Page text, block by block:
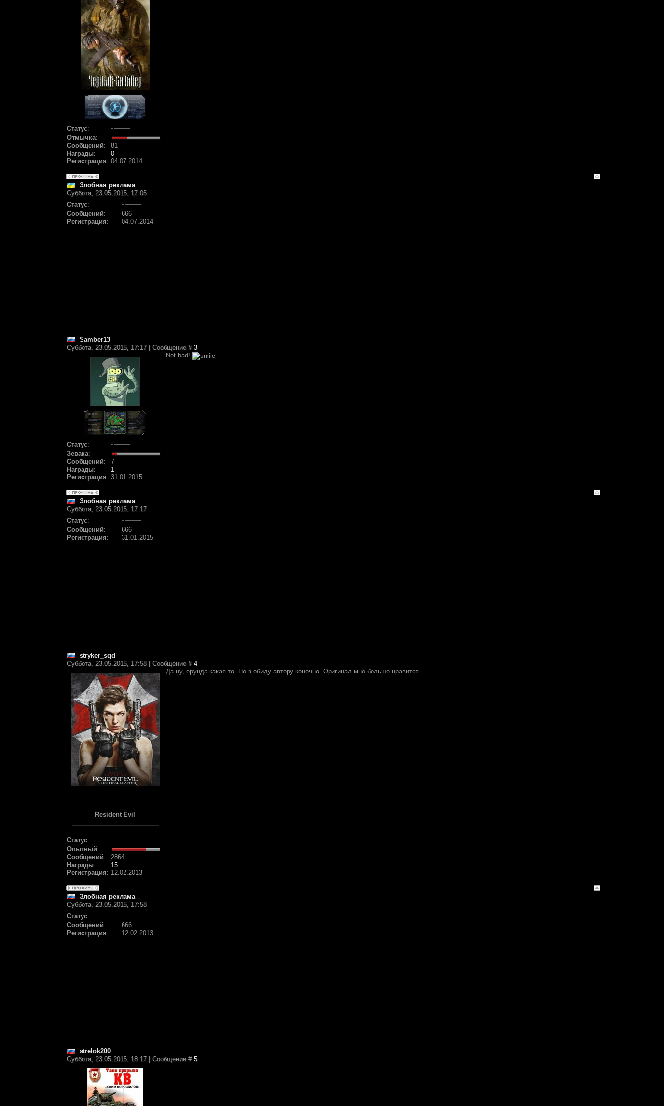
Статус:
Отмычка:
Сообщений:
81
Награды:
0
Регистрация: 04.07.2014
Злобная реклама
Суббота, 23.05.2015, 17:05
Статус:
Сообщений:
666
Регистрация: 04.07.2014
Samber13
Суббота, 23.05.2015, 17:17 | Сообщение # 3
Статус:
Зевака:
Сообщений:
7
Награды:
1
Регистрация: 31.01.2015
Not bad!
Злобная реклама
Суббота, 23.05.2015, 17:17
Статус:
Сообщений:
666
Регистрация: 31.01.2015
stryker_sqd
Суббота, 23.05.2015, 17:58 | Сообщение # 4
Resident Evil
Статус:
Опытный:
Сообщений:
2864
Награды:
15
Регистрация: 12.02.2013
Да ну, ерунда какая-то. Не в обиду автору конечно. Оригинал мне больше нравится.
Злобная реклама
Суббота, 23.05.2015, 17:58
Статус:
Сообщений:
666
Регистрация: 12.02.2013
strelok200
Суббота, 23.05.2015, 18:17 | Сообщение # 5